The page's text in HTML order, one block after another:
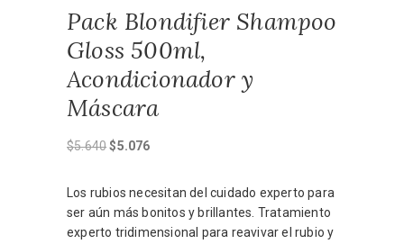
Pack Blondifier Shampoo
Gloss 500ml,
Acondicionador y
Máscara
$5.640El
original
era:
$5.640.
$5.076El
actual
es:
$5.076.
Los rubios necesitan del cuidado experto para
ser aún más bonitos y brillantes. Tratamiento
experto tridimensional para reavivar el rubio y